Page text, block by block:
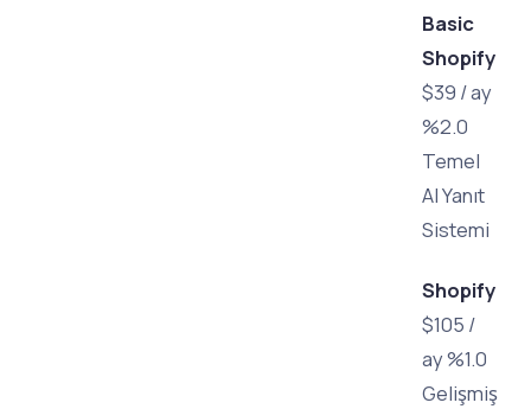
Basic
Shopify
$39 / ay
%2.0
Temel
AI Yanıt
Sistemi
Shopify
$105 /
ay %1.0
Gelişmiş